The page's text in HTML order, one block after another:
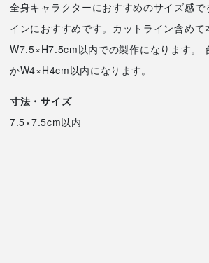
全身キャラクターにおすすめのサイズ感
インにおすすめです。カットライン含めて
W7.5×H7.5cm以内での製作になります。
かW4×H4cm以内になります。
寸法・サイズ
7.5×7.5cm以内